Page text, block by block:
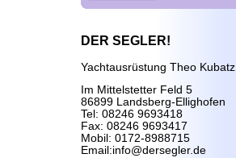
DER SEGLER!
Yachtausrüstung Theo Kubatz
Im Mittelstetter Feld 5
86899 Landsberg-Ellighofen
Tel: 08246 9693418
Fax: 08246 9693417
Mobil: 0172-8988715
Email:info@dersegler.de